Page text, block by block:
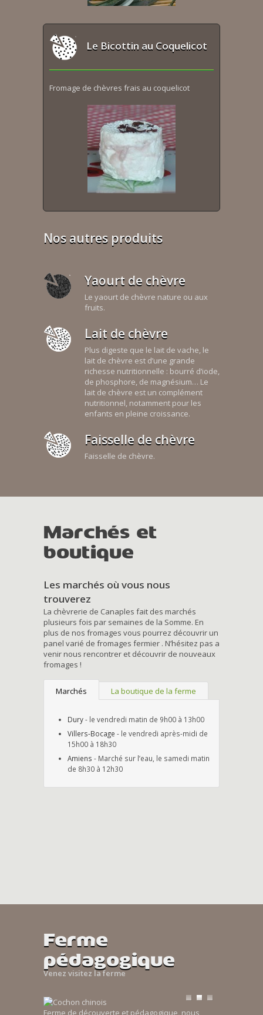
Le Bicottin au Coquelicot
Fromage de chèvres frais au coquelicot
Nos autres produits
Yaourt de chèvre
Le yaourt de chèvre nature ou aux
fruits.
Lait de chèvre
Plus digeste que le lait de vache, le
lait de chèvre est d’une grande
richesse nutritionnelle : bourré d’iode,
de phosphore, de magnésium… Le
lait de chèvre est un complément
nutritionnel, notamment pour les
enfants en pleine croissance.
Faisselle de chèvre
Faisselle de chèvre.
Marchés et
boutique
Les marchés où vous nous
trouverez
La chèvrerie de Canaples fait des marchés
plusieurs fois par semaines de la Somme. En
plus de nos fromages vous pourrez découvrir un
panel varié de fromages fermier . N’hésitez pas a
venir nous rencontrer et découvrir de nouveaux
fromages !
Marchés La boutique de la ferme
Dury- le vendredi matin de 9h00 à 13h00
Villers-Bocage - le vendredi après-midi de
15h00 à 18h30
Amiens - Marché sur l’eau, le samedi matin
de 8h30 à 12h30
Ferme
pédagogique
Venez visitez la ferme
Ferme de découverte et pédagogique, nous